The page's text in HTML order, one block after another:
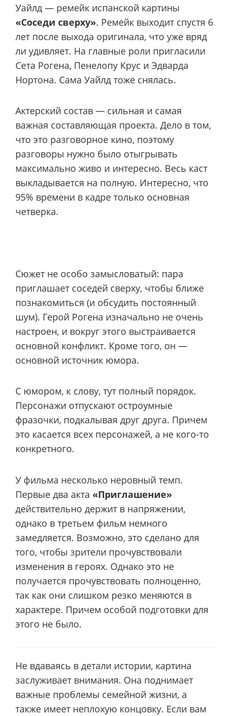
Уайлд — ремейк испанской картины
«Соседи сверху». Ремейк выходит спустя 6
лет после выхода оригинала, что уже вряд
ли удивляет. На главные роли пригласили
Сета Рогена, Пенелопу Крус и Эдварда
Нортона. Сама Уайлд тоже снялась.
Актерский состав — сильная и самая
важная составляющая проекта. Дело в том,
что это разговорное кино, поэтому
разговоры нужно было отыгрывать
максимально живо и интересно. Весь каст
выкладывается на полную. Интересно, что
95% времени в кадре только основная
четверка.
Сюжет не особо замысловатый: пара
приглашает соседей сверху, чтобы ближе
познакомиться (и обсудить постоянный
шум). Герой Рогена изначально не очень
настроен, и вокруг этого выстраивается
основной конфликт. Кроме того, он —
основной источник юмора.
С юмором, к слову, тут полный порядок.
Персонажи отпускают остроумные
фразочки, подкалывая друг друга. Причем
это касается всех персонажей, а не кого-то
конкретного.
У фильма несколько неровный темп.
Первые два акта «Приглашение»
действительно держит в напряжении,
однако в третьем фильм немного
замедляется. Возможно, это сделано для
того, чтобы зрители прочувствовали
изменения в героях. Однако это не
получается прочувствовать полноценно,
так как они слишком резко меняются в
характере. Причем особой подготовки для
этого не было.
Не вдаваясь в детали истории, картина
заслуживает внимания. Она поднимает
важные проблемы семейной жизни, а
также имеет неплохую концовку. Если вам